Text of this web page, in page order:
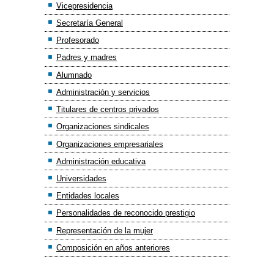
Vicepresidencia
Secretaría General
Profesorado
Padres y madres
Alumnado
Administración y servicios
Titulares de centros privados
Organizaciones sindicales
Organizaciones empresariales
Administración educativa
Universidades
Entidades locales
Personalidades de reconocido prestigio
Representación de la mujer
Composición en años anteriores